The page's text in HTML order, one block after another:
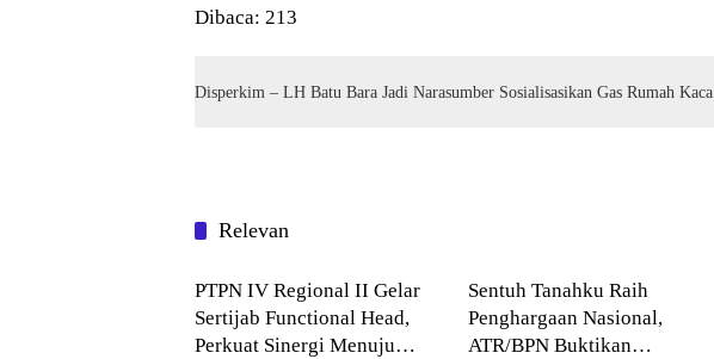
Dibaca: 213
Disperkim – LH Batu Bara Jadi Narasumber Sosialisasikan Gas Rumah Kaca.
Relevan
Blog
PTPN IV Regional II Gelar
Sertijab Functional Head,
Perkuat Sinergi Menuju
Sentuh Tanahku Raih
Penghargaan Nasional,
ATR/BPN Buktikan